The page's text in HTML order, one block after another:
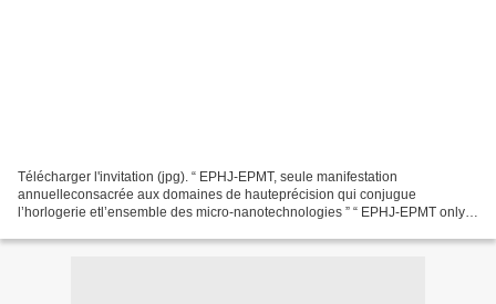
Télécharger l'invitation (jpg). “ EPHJ-EPMT, seule manifestation
annuelleconsacrée aux domaines de hauteprécision qui conjugue
l’horlogerie etl’ensemble des micro-nanotechnologies ” “ EPHJ-EPMT only